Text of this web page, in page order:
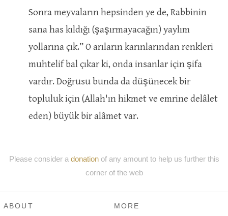
Sonra meyvaların hepsinden ye de, Rabbinin
sana has kıldığı (şaşırmayacağın) yaylım
yollarına çık.” O arıların karınlarından renkleri
muhtelif bal çıkar ki, onda insanlar için şifa
vardır. Doğrusu bunda da düşünecek bir
topluluk için (Allah'ın hikmet ve emrine delâlet
eden) büyük bir alâmet var.
Please consider a donationof any amount to help us further this
corner of the web
ABOUT MORE